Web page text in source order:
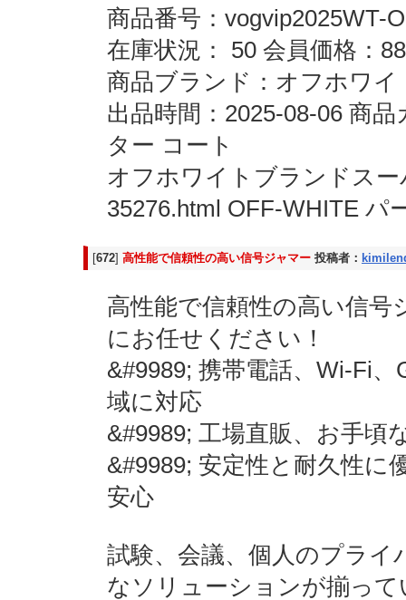
商品番号：vogvip2025WT-
在庫状況： 50 会員価格：
商品ブランド：オフホワイ
出品時間：2025-08-06 商
ター コート
オフホワイトブランドスー
35276.html OFF-WHITE パ
[672] 高性能で信頼性の高い信号ジャマー 投稿者：
高性能で信頼性の高い信
にお任せください！
&#9989; 携帯電話、Wi-Fi
域に対応
&#9989; 工場直販、お手頃
&#9989; 安定性と耐久性に
安心
試験、会議、個人のプライ
なソリューションが揃って